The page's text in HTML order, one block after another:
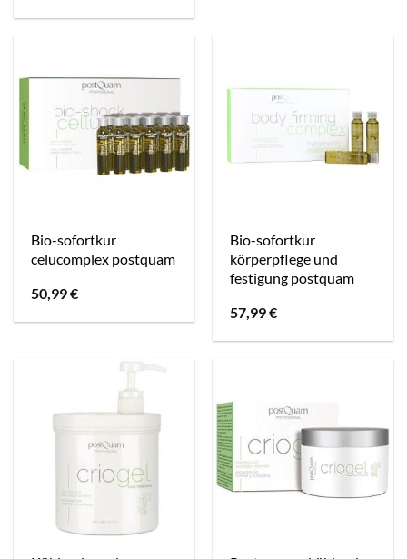
Bio-sofortkur
celucomplex postquam
50,99€
Bio-sofortkur
körperpflege und
festigung postquam
57,99€